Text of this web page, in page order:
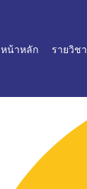
หน้าหลัก รายวิชา